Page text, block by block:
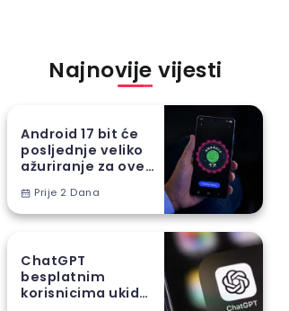
Najnovije vijesti
Android 17 bit će
posljednje veliko
ažuriranje za ove
Prije 2 Dana
ChatGPT
besplatnim
korisnicima ukida